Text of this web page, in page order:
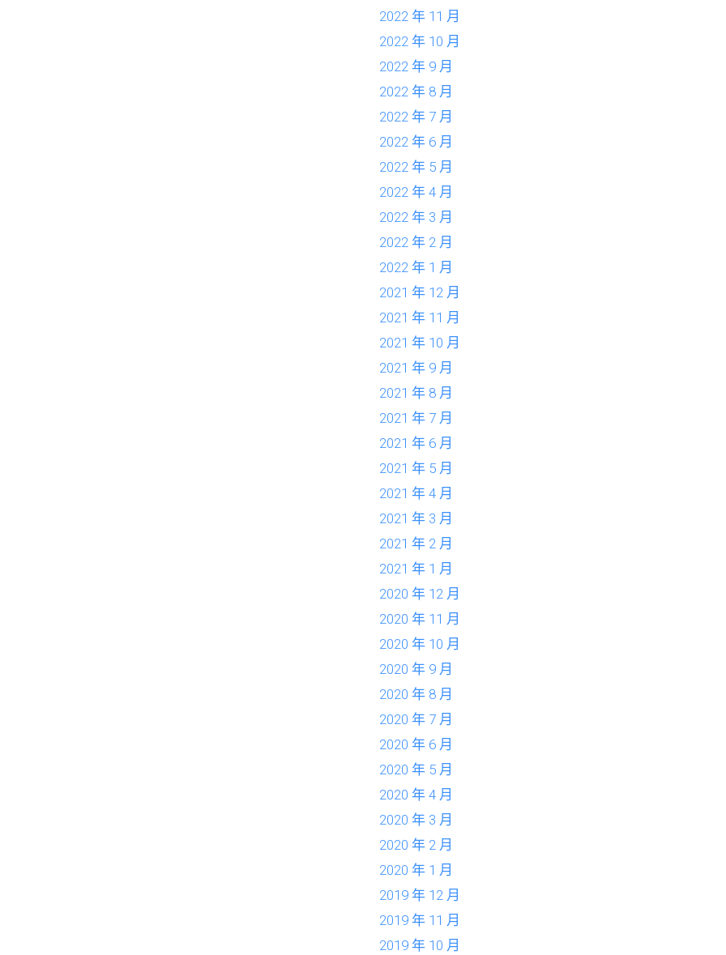
2022 年 11 月
2022 年 10 月
2022 年 9 月
2022 年 8 月
2022 年 7 月
2022 年 6 月
2022 年 5 月
2022 年 4 月
2022 年 3 月
2022 年 2 月
2022 年 1 月
2021 年 12 月
2021 年 11 月
2021 年 10 月
2021 年 9 月
2021 年 8 月
2021 年 7 月
2021 年 6 月
2021 年 5 月
2021 年 4 月
2021 年 3 月
2021 年 2 月
2021 年 1 月
2020 年 12 月
2020 年 11 月
2020 年 10 月
2020 年 9 月
2020 年 8 月
2020 年 7 月
2020 年 6 月
2020 年 5 月
2020 年 4 月
2020 年 3 月
2020 年 2 月
2020 年 1 月
2019 年 12 月
2019 年 11 月
2019 年 10 月